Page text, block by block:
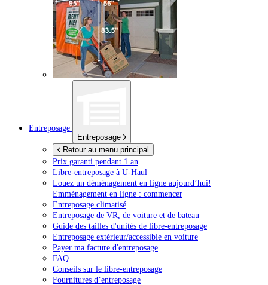
Entreposage
Entreposage
Retour au menu principal
Prix garanti pendant 1 an
Libre-entreposage à U-Haul
Louez un déménagement en ligne aujourd’hui!
Emménagement en ligne : commencer
Entreposage climatisé
Entreposage de VR, de voiture et de bateau
Guide des tailles d'unités de libre-entreposage
Entreposage extérieur/accessible en voiture
Payer ma facture d'entreposage
FAQ
Conseils sur le libre-entreposage
Fournitures d’entreposage